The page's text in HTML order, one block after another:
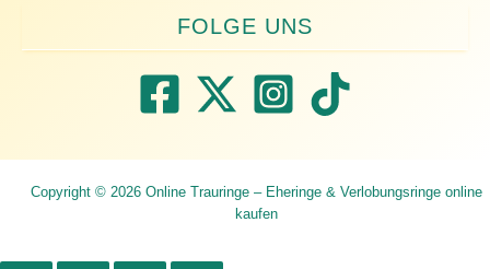
Copyright © 2026 Online Trauringe – Eheringe & Verlobungsringe online
kaufen